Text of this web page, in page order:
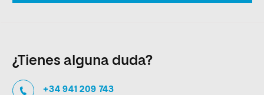
¿Tienes alguna duda?
+34 941 209 743